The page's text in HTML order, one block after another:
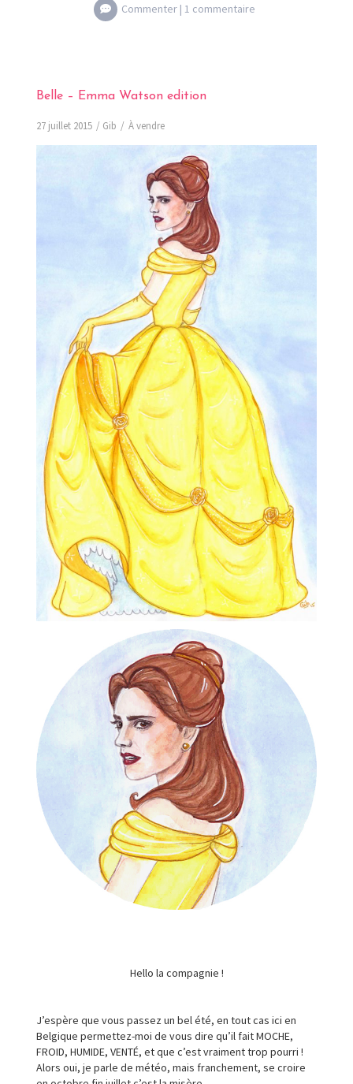
Commenter | 1 commentaire
Belle – Emma Watson edition
27 juillet 2015 Gib À vendre
Hello la compagnie !
J’espère que vous passez un bel été, en tout cas ici en
Belgique permettez-moi de vous dire qu’il fait MOCHE,
FROID, HUMIDE, VENTÉ, et que c’est vraiment trop pourri !
Alors oui, je parle de météo, mais franchement, se croire